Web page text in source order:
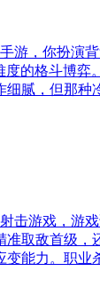
游，你扮演
度的格斗博
腻，但那种
击游戏，游
取敌首级
能力。职业